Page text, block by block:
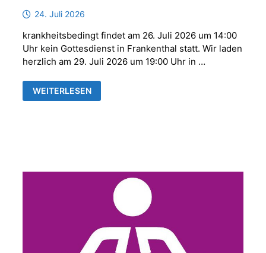
24. Juli 2026
krankheitsbedingt findet am 26. Juli 2026 um 14:00
Uhr kein Gottesdienst in Frankenthal statt. Wir laden
herzlich am 29. Juli 2026 um 19:00 Uhr in …
AM
26.07.2026
KEIN
WEITERLESEN